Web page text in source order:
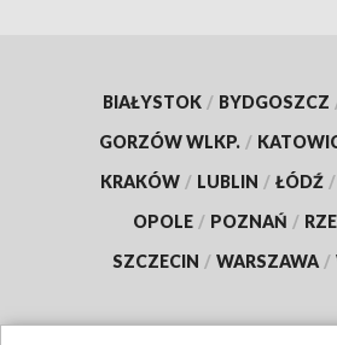
BIAŁYSTOK / BYDGOSZCZ
GORZÓW WLKP. /
KRAKÓW / LUBLIN / ŁÓDŹ /
OPOLE / POZNAŃ /
SZCZECIN / WARSZAWA /